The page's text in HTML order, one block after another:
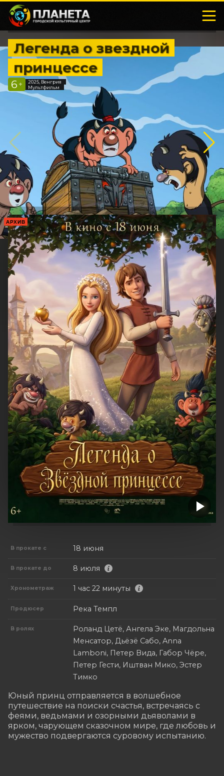
Легенда о звездной
принцессе
6 +
2025, Венгрия
Мультфильм
АРХИВ
В прокате с 18 июня
В прокате до 8 июля
Хронометраж 1 час 22 минуты
Продюсер Река Темпл
В ролях
Роланд Цетё, Ангела Эке, Магдольна
Менсатор, Дьёзё Сабо, Anna
Lamboni, Петер Вида, Габор Чёре,
Петер Гести, Иштван Мико, Эстер
Тимко
Юный принц отправляется в волшебное
путешествие на поиски счастья, встречаясь с
феями, ведьмами и озорными дьяволами в
ярком, чарующем сказочном мире, где любовь и
мужество подвергаются суровому испытанию.